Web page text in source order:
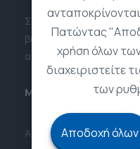
Πατώντας
χρήση όλων
διαχειριστείτε
των
Αποδοχή όλων
Στηρίζουμε τις
βιωσιμότητας και της
αντικτύπου
Μενού
Αρχική